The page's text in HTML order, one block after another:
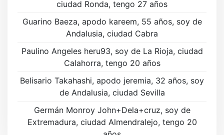
ó
n
e
ciudad Ronda, tengo 27 años
Guarino Baeza, apodo kareem, 55 años, soy de
Andalusia, ciudad Cabra
Paulino Angeles heru93, soy de La Rioja, ciudad
Calahorra, tengo 20 años
Belisario Takahashi, apodo jeremia, 32 años, soy
de Andalusia, ciudad Sevilla
Germán Monroy John+Dela+cruz, soy de
Extremadura, ciudad Almendralejo, tengo 20